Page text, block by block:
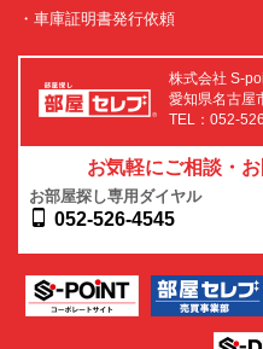
・車庫証明書発行依頼
株式会社 S-
愛知県名古屋
TEL：052-
お気軽にご相談・
お部屋探し専用ダイヤル
052-526-4545